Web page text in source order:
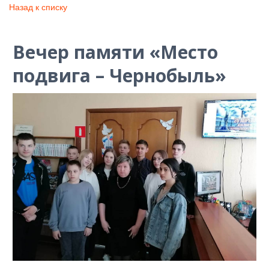
Назад к списку
Вечер памяти «Место
подвига – Чернобыль»